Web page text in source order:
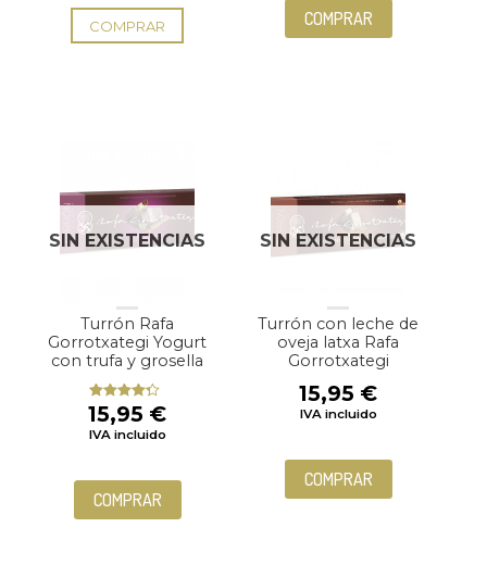
COMPRAR COMPRAR
SIN EXISTENCIAS
Turrón Rafa
Gorrotxategi Yogurt
con trufa y grosella
Valorado
con4.00
de 5
15,95 €
IVA incluido
COMPRAR
SIN EXISTENCIAS
Turrón con leche de
oveja latxa Rafa
Gorrotxategi
15,95 €
IVA incluido
COMPRAR